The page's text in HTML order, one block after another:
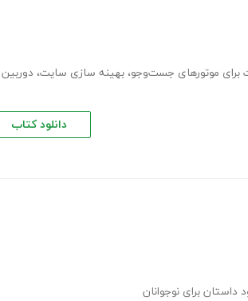
برای موتورهای جست‌وجو، بهینه سازی سایت، دوربین
دانلود کتاب
داستان برای نوجوانان